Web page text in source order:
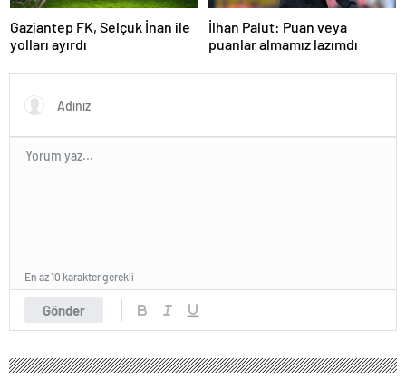
Gaziantep FK, Selçuk İnan ile
yolları ayırdı
İlhan Palut: Puan veya
puanlar almamız lazımdı
Gönder
En az 10 karakter gerekli